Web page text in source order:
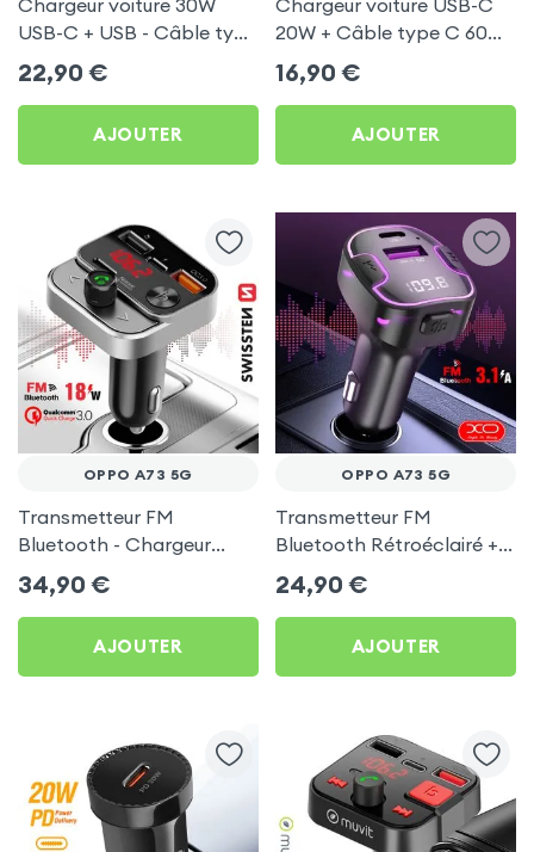
USB-C + USB - Câble type
C 60W Blue Star pour
Oppo A73 5G
22,90 €
AJOUTER
20W + Câble type C 60W
Blue Star pour Oppo A73
5G
16,90 €
AJOUTER
OPPO A73 5G
Transmetteur FM
Bluetooth - Chargeur
Voiture USB C + USB -
Swissten
34,90 €
AJOUTER
OPPO A73 5G
Transmetteur FM
Bluetooth Rétroéclairé +
Chargeur Voiture USB C
et USB - XO
24,90 €
AJOUTER